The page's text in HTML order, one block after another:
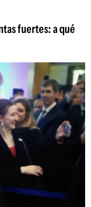
fuertes: a qué